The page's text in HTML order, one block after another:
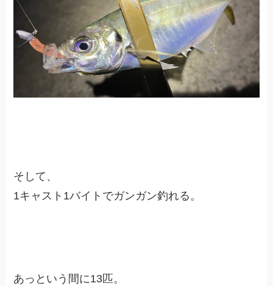
そして、
1キャスト1バイトでガンガン釣れる。
あっという間に13匹。